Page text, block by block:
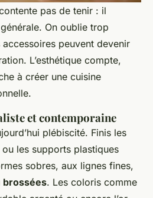
pas de tenir : il
On oublie trop
peuvent devenir
L’esthétique compte,
à créer une cuisine
et contemporaine
plébiscité. Finis les
les supports plastiques
sobres, aux lignes fines,
brossées. Les coloris comme